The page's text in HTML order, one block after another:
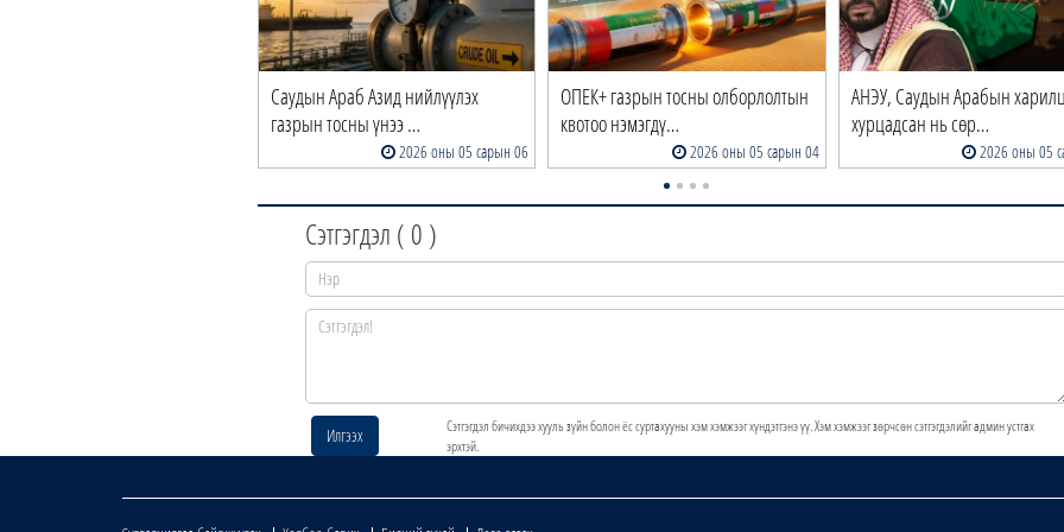
Саудын Араб Азид нийлүүлэх
газрын тосны үнээ …
2026 оны 05 сарын 06
ОПЕК+ газрын тосны олборлолтын
квотоо нэмэгдү…
2026 оны 05 сарын 04
АНЭУ, Саудын Арабын
хурцадсан нь сөр…
2026 оны 05
Сэтгэгдэл ( 0 )
Илгээх
Сэтгэгдэл бичихдээ хууль зүйн болон ёс суртахууны хэм хэмжээг хүндэтгэнэ үү. Хэм хэмжээг зөрчсөн сэтгэгдэлийг админ устгах
эрхтэй.